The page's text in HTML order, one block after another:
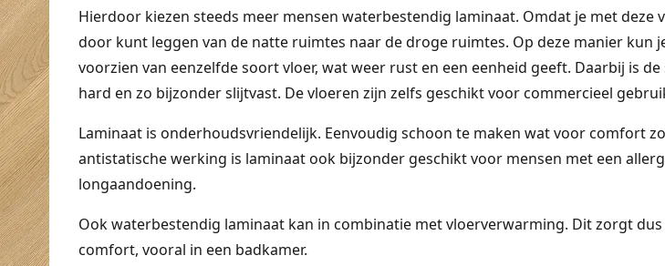
Hierdoor kiezen steeds meer mensen waterbestendig laminaat. Omdat je met deze
door kunt leggen van de natte ruimtes naar de droge ruimtes. Op deze manier kun
voorzien van eenzelfde soort vloer, wat weer rust en een eenheid geeft. Daarbij is
hard en zo bijzonder slijtvast. De vloeren zijn zelfs geschikt voor commercieel
Laminaat is onderhoudsvriendelijk. Eenvoudig schoon te maken wat voor comfort
antistatische werking is laminaat ook bijzonder geschikt voor mensen met een
longaandoening.
Ook waterbestendig laminaat kan in combinatie met vloerverwarming. Dit zorgt
comfort, vooral in een badkamer.